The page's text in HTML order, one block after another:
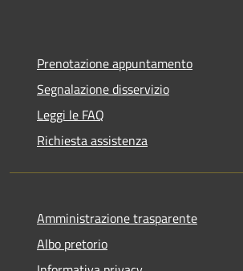
Prenotazione appuntamento
Segnalazione disservizio
Leggi le FAQ
Richiesta assistenza
Amministrazione trasparente
Albo pretorio